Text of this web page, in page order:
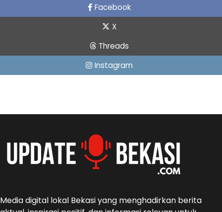
Facebook
X
Threads
Instagram
Media digital lokal Bekasi yang menghadirkan berita